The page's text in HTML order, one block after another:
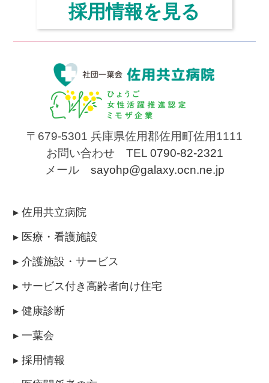
採用情報を見る
〒679-5301 兵庫県佐用郡佐用町佐用1111
お問い合わせ TEL 0790-82-2321
メール sayohp@galaxy.ocn.ne.jp
▸ 佐用共立病院
▸ 医療・看護施設
▸ 介護施設・サービス
▸ サービス付き高齢者向け住宅
▸ 健康診断
▸ 一葉会
▸ 採用情報